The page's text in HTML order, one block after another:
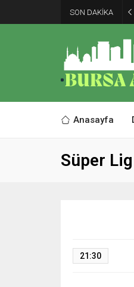
SON DAKİKA
Anasayfa
Süper
21:30